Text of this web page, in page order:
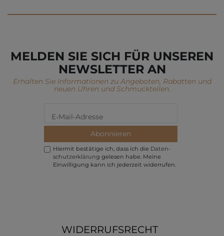
MELDEN SIE SICH FÜR UNSEREN
NEWSLETTER AN
Erhalten Sie Informationen zu Angeboten, Rabatten und
neuen Uhren und Schmuckteilen.
Abonnieren
Hiermit bestätige ich, dass ich die Daten­
schutz­erklärung gelesen habe. Meine
Einwilligung kann ich jederzeit widerrufen.
WIDERRUFSRECHT